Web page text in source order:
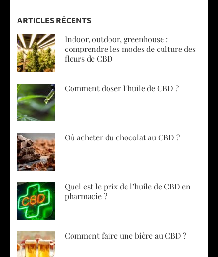
ARTICLES RÉCENTS
Indoor, outdoor, greenhouse :
comprendre les modes de culture des
fleurs de CBD
Comment doser l’huile de CBD ?
Où acheter du chocolat au CBD ?
Quel est le prix de l’huile de CBD en
pharmacie ?
Comment faire une bière au CBD ?